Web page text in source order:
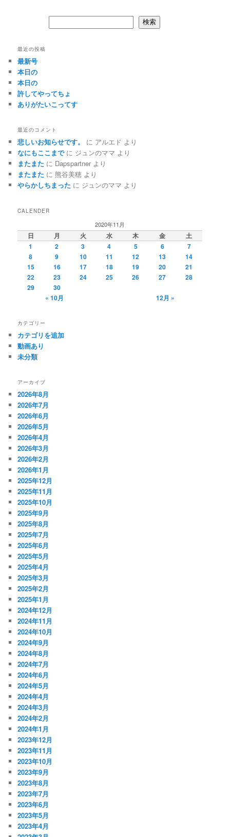
検索
最近の投稿
最新号
本日の
本日の
許してやってちょ
ありがたいこってす
最近のコメント
悲しいお知らせです。 に アルエド より
なにもここまでに ジュンのママ より
またまた に Dapspartner より
またまた に 熊谷美穂 より
やらかしちまった に ジュンのママ より
CALENDER
2020年11月
日 月 火 水 木 金
土
1
2 3 4 5 6
7
8
9 10 11 12 13
14
15
16 17 18 19 20
21
22
23 24 25 26 27
28
29
30
« 10月
12月 »
カテゴリー
カテゴリを追加
動画あり
未分類
アーカイブ
2026年8月
2026年7月
2026年6月
2026年5月
2026年4月
2026年3月
2026年2月
2026年1月
2025年12月
2025年11月
2025年10月
2025年9月
2025年8月
2025年7月
2025年6月
2025年5月
2025年4月
2025年3月
2025年2月
2025年1月
2024年12月
2024年11月
2024年10月
2024年9月
2024年8月
2024年7月
2024年6月
2024年5月
2024年4月
2024年3月
2024年2月
2024年1月
2023年12月
2023年11月
2023年10月
2023年9月
2023年8月
2023年7月
2023年6月
2023年5月
2023年4月